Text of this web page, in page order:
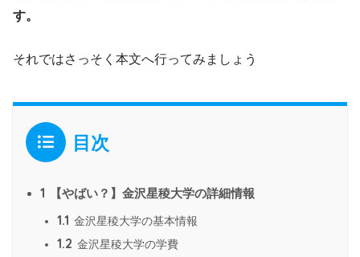
す。
それではさっそく本文へ行ってみましょう
目次
1 【やばい？】金沢星稜大学の詳細情報
1.1 金沢星稜大学の基本情報
1.2 金沢星稜大学の学費